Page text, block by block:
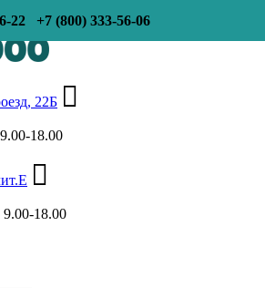
22 +7 (800) 333-56-06
22Б
18.00
18.00